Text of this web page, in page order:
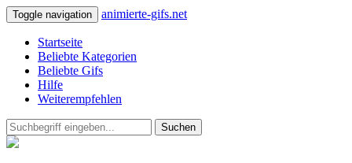
Toggle navigation animierte-gifs.net
Startseite
Beliebte Kategorien
Beliebte Gifs
Hilfe
Weiterempfehlen
Suchen